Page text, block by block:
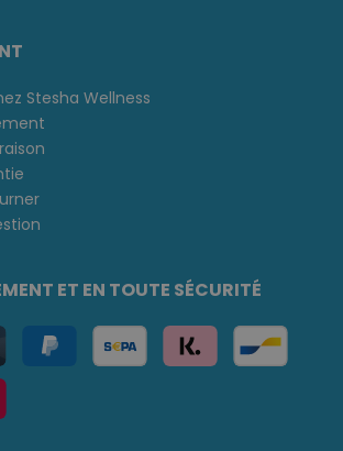
Stesha Wellness
ET EN TOUTE SÉCURITÉ